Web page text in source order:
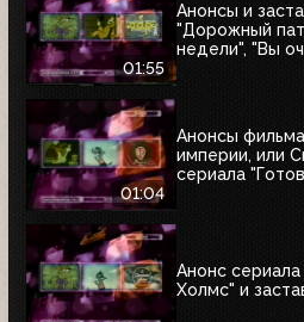
01:55
Анонсы и
"Дорожный
недели", "Вы
01:04
Анонсы
империи, или
сериала
Анонс
Холмс" и